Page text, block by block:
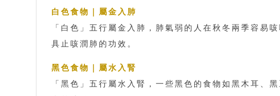
白色食物｜屬金入肺
「白色」五行屬金入肺，肺氣弱的人在秋冬兩季容易
具止咳潤肺的功效。
黑色食物｜屬水入腎
「黑色」五行屬水入腎，一些黑色的食物如黑木耳、